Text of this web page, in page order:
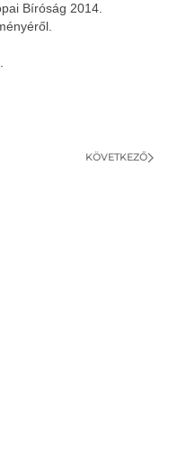
Bíróság 2014.
KÖVETKEZŐ